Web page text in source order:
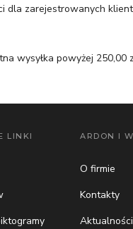
dla zarejestrowanych
wysyłka powyżej 250,00
LINKI ARDON I
O firmie
Kontakty
Aktualności